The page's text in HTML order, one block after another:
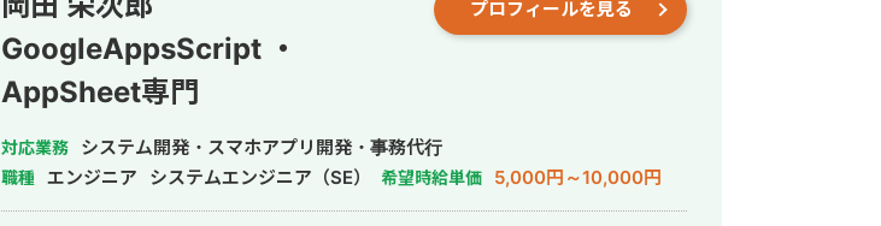
GoogleAppsScript ・
AppSheet専門
プロフィールを見る
対応業務 システム開発・スマホアプリ開発・事務代行
職種 エンジニア システムエンジニア（SE） 希望時給単価 5,000円～10,000円